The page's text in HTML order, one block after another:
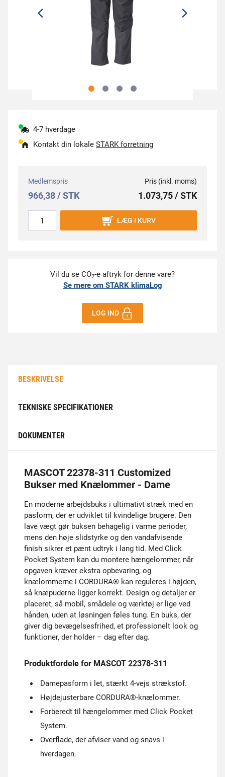
4-7 hverdage
Kontakt din lokale STARK forretning
Medlemspris
966,38 / STK
Pris (inkl. moms)
1.073,75 / STK
LÆG I KURV
Vil du se CO2-e aftryk for denne vare?
Se mere om STARK klimaLog
LOG IND
BESKRIVELSE
TEKNISKE SPECIFIKATIONER
DOKUMENTER
MASCOT 22378-311 Customized
Bukser med Knælommer - Dame
En moderne arbejdsbuks i ultimativt stræk med en
pasform, der er udviklet til kvindelige brugere. Den
lave vægt gør buksen behagelig i varme perioder,
mens den høje slidstyrke og den vandafvisende
finish sikrer et pænt udtryk i lang tid. Med Click
Pocket System kan du montere hængelommer, når
opgaven kræver ekstra opbevaring, og
knælommerne i CORDURA® kan reguleres i højden,
så knæpuderne ligger korrekt. Design og detaljer er
placeret, så mobil, smådele og værktøj er lige ved
hånden, uden at løsningen føles tung. En buks, der
giver dig bevægelsesfrihed, et professionelt look og
funktioner, der holder – dag efter dag.
Produktfordele for MASCOT 22378-311
Damepasform i let, stærkt 4-vejs strækstof.
Højdejusterbare CORDURA®-knælommer.
Forberedt til hængelommer med Click Pocket
System.
Overflade, der afviser vand og snavs i
hverdagen.